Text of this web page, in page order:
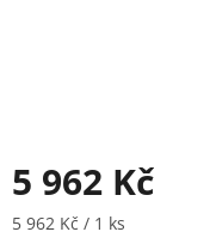
5 962 Kč
Měrná cena:
5 962 Kč / 1 ks